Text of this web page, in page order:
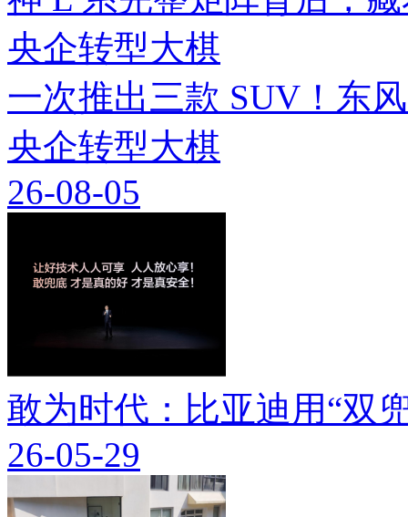
一次推出三款 SUV！东
央企转型大棋
26-08-05
敢为时代：比亚迪用“双
26-05-29